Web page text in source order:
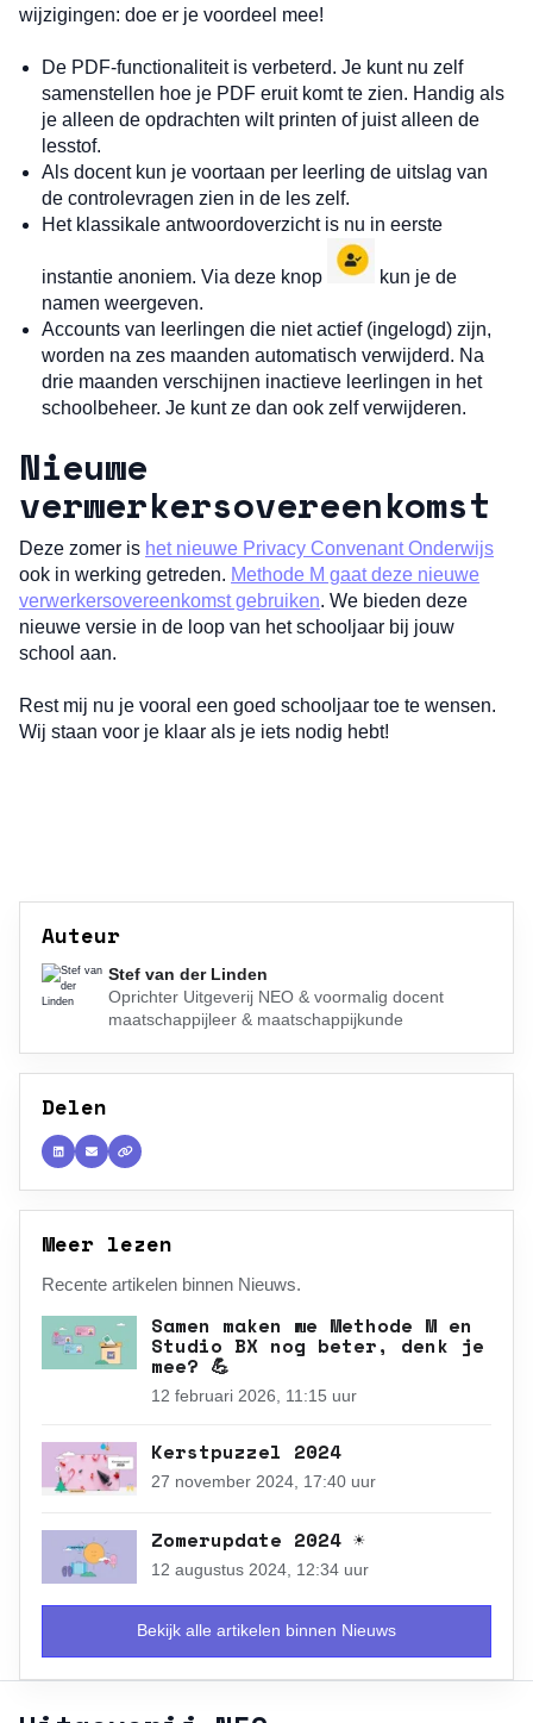
wijzigingen: doe er je voordeel mee!
De PDF-functionaliteit is verbeterd. Je kunt nu zelf
samenstellen hoe je PDF eruit komt te zien. Handig als
je alleen de opdrachten wilt printen of juist alleen de
lesstof.
Als docent kun je voortaan per leerling de uitslag van
de controlevragen zien in de les zelf.
Het klassikale antwoordoverzicht is nu in eerste
instantie anoniem. Via deze knop
kun je de
namen weergeven.
Accounts van leerlingen die niet actief (ingelogd) zijn,
worden na zes maanden automatisch verwijderd. Na
drie maanden verschijnen inactieve leerlingen in het
schoolbeheer. Je kunt ze dan ook zelf verwijderen.
Nieuwe
verwerkersovereenkomst
Deze zomer is het nieuwe Privacy Convenant Onderwijs
ook in werking getreden. Methode M gaat deze nieuwe
verwerkersovereenkomst gebruiken. We bieden deze
nieuwe versie in de loop van het schooljaar bij jouw
school aan.
Rest mij nu je vooral een goed schooljaar toe te wensen.
Wij staan voor je klaar als je iets nodig hebt!
Auteur
Stef van der Linden
Oprichter Uitgeverij NEO & voormalig docent
maatschappijleer & maatschappijkunde
Delen
Meer lezen
Recente artikelen binnen Nieuws.
Samen maken we Methode M en
Studio BX nog beter, denk je
mee? 💪
12 februari 2026, 11:15 uur
Kerstpuzzel 2024
27 november 2024, 17:40 uur
Zomerupdate 2024 ☀️
12 augustus 2024, 12:34 uur
Bekijk alle artikelen binnen Nieuws